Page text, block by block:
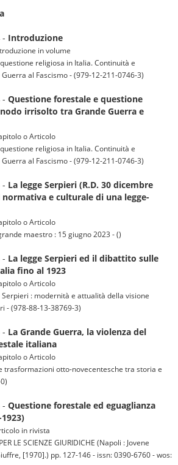
- Introduzione
in volume
religiosa in Italia. Continuità e
al Fascismo - (979-12-211-0746-3)
- Questione forestale e questione
irrisolto tra Grande Guerra e
o Articolo
religiosa in Italia. Continuità e
al Fascismo - (979-12-211-0746-3)
- La legge Serpieri (R.D. 30 dicembre
normativa e culturale di una legge-
o Articolo
maestro : 15 giugno 2023 - ()
- La legge Serpieri ed il dibattito sulle
fino al 1923
o Articolo
: modernità e attualità della visione
- (978-88-13-38769-3)
- La Grande Guerra, la violenza del
italiana
o Articolo
trasformazioni otto-novecentesche tra storia e
- Questione forestale ed eguaglianza
in rivista
LE SCIENZE GIURIDICHE (Napoli : Jovene
[1970].) pp. 127-146 - issn: 0390-6760 - wos: